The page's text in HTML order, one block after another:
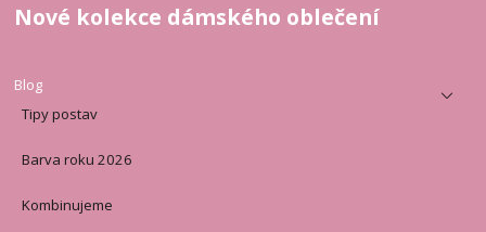
Nové kolekce dámského oblečení
Blog
Tipy postav
Barva roku 2026
Kombinujeme